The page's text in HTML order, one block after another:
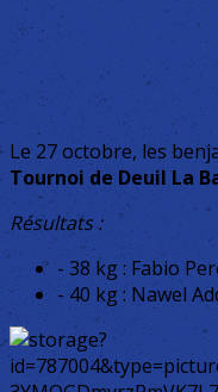
Le 27 octobre, les
Tournoi de Deuil La
Résultats :
- 38 kg : Fabio
- 40 kg : Nawel